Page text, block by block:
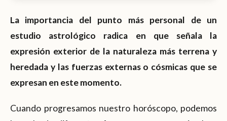
La importancia del punto más personal de un
estudio astrológico radica en que señala la
expresión exterior de la naturaleza más terrena y
heredada y las fuerzas externas o cósmicas que se
expresan en este momento.
Cuando progresamos nuestro horóscopo, podemos